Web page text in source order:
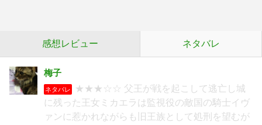
感想レビュー ネタバレ
梅子
ネタバレ
★★★☆☆ 父王が戦を起こして逃亡し城
に残った王女ミカエラは監視役の敵国の騎士イヴ
ァンに惹かれながらも旧王族として処刑を望むが